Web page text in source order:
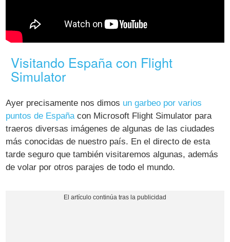
Visitando España con Flight
Simulator
Ayer precisamente nos dimos un garbeo por varios
puntos de España con Microsoft Flight Simulator para
traeros diversas imágenes de algunas de las ciudades
más conocidas de nuestro país. En el directo de esta
tarde seguro que también visitaremos algunas, además
de volar por otros parajes de todo el mundo.